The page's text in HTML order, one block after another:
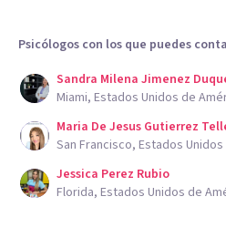
Psicólogos con los que puedes
Sandra Milena Jimenez
Miami, Estados Unidos de
Maria De Jesus Gutierrez
San Francisco, Estados
Jessica Perez Rubio
Florida, Estados Unidos de